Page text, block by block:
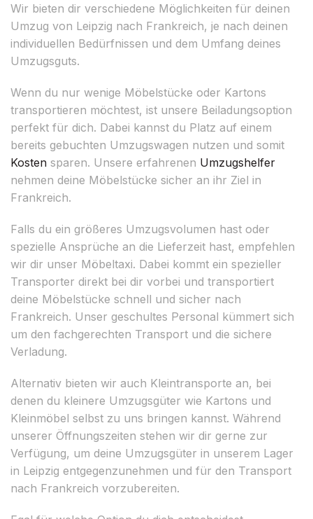
Wir bieten dir verschiedene Möglichkeiten für deinen
Umzug von Leipzig nach Frankreich, je nach deinen
individuellen Bedürfnissen und dem Umfang deines
Umzugsguts.
Wenn du nur wenige Möbelstücke oder Kartons
transportieren möchtest, ist unsere Beiladungsoption
perfekt für dich. Dabei kannst du Platz auf einem
bereits gebuchten Umzugswagen nutzen und somit
Kosten sparen. Unsere erfahrenen Umzugshelfer
nehmen deine Möbelstücke sicher an ihr Ziel in
Frankreich.
Falls du ein größeres Umzugsvolumen hast oder
spezielle Ansprüche an die Lieferzeit hast, empfehlen
wir dir unser Möbeltaxi. Dabei kommt ein spezieller
Transporter direkt bei dir vorbei und transportiert
deine Möbelstücke schnell und sicher nach
Frankreich. Unser geschultes Personal kümmert sich
um den fachgerechten Transport und die sichere
Verladung.
Alternativ bieten wir auch Kleintransporte an, bei
denen du kleinere Umzugsgüter wie Kartons und
Kleinmöbel selbst zu uns bringen kannst. Während
unserer Öffnungszeiten stehen wir dir gerne zur
Verfügung, um deine Umzugsgüter in unserem Lager
in Leipzig entgegenzunehmen und für den Transport
nach Frankreich vorzubereiten.